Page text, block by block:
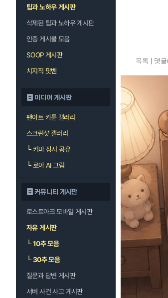
팁과 노하우 게시판
삭제된 팁과 노하우 게시판
인증 게시물 모음
SOOP 게시판
치지직 팟벤
미디어 게시판
팬아트 카툰 갤러리
스크린샷 갤러리
└커마 상시 공유
└로아 AI 그림
커뮤니티 게시판
로스트아크 모바일 게시판
자유 게시판
└10추 모음
└30추 모음
질문과 답변 게시판
서버 사건 사고 게시판
목록 댓글